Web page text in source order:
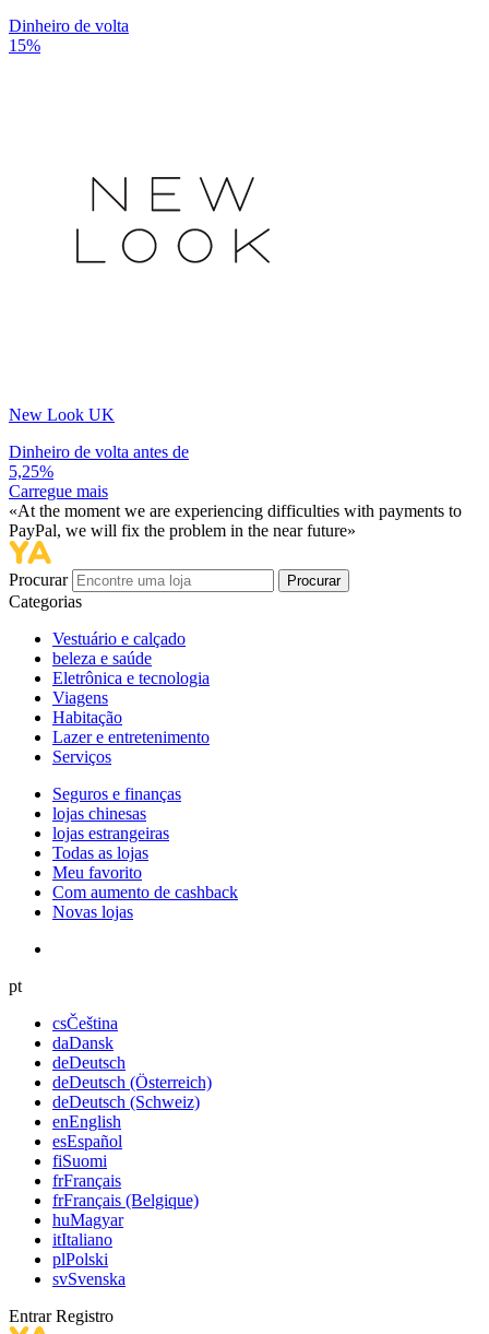
Dinheiro de volta
15%
New Look UK
Dinheiro de volta antes de
5,25%
Carregue mais
«At the moment we are experiencing difficulties with payments to
PayPal, we will fix the problem in the near future»
Procurar Procurar
Categorias
Vestuário e calçado
beleza e saúde
Eletrônica e tecnologia
Viagens
Habitação
Lazer e entretenimento
Serviços
Seguros e finanças
lojas chinesas
lojas estrangeiras
Todas as lojas
Meu favorito
Com aumento de cashback
Novas lojas
pt
csČeština
daDansk
deDeutsch
deDeutsch (Österreich)
deDeutsch (Schweiz)
enEnglish
esEspañol
fiSuomi
frFrançais
frFrançais (Belgique)
huMagyar
itItaliano
plPolski
svSvenska
Entrar Registro